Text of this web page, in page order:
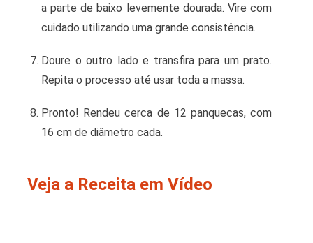
a parte de baixo levemente dourada. Vire com
cuidado utilizando uma grande consistência.
Doure o outro lado e transfira para um prato.
Repita o processo até usar toda a massa.
Pronto! Rendeu cerca de 12 panquecas, com
16 cm de diâmetro cada.
Veja a Receita em Vídeo